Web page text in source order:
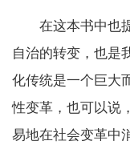
在这本书中也
自治的转变，也是
化传统是一个巨大
性变革，也可以说
易地在社会变革中